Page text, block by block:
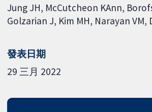
Jung JH McCutcheon KAnn
Golzarian J Kim MH Narayan VM
發表日期
29 三月 2022